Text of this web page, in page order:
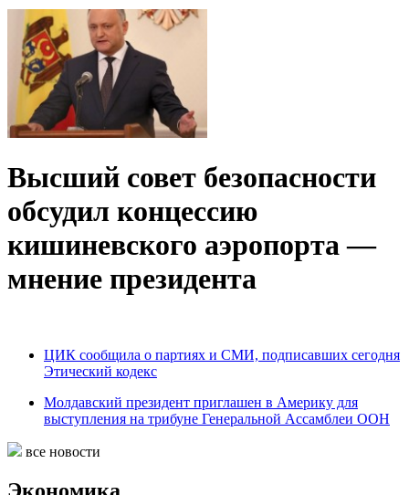
Высший совет безопасности
обсудил концессию
кишиневского аэропорта —
мнение президента
ЦИК сообщила о партиях и СМИ, подписавших сегодня
Этический кодекс
Молдавский президент приглашен в Америку для
выступления на трибуне Генеральной Ассамблеи ООН
все новости
Экономика